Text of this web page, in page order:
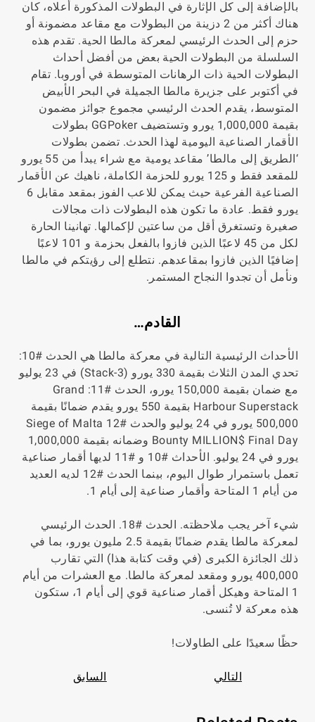
بالإضافة إلى كل الإثارة في البطولات المذكورة أعلاه، كان
هناك أكثر من 2 دزينة من البطولات مع مقاعد مضمونة أو
حزم إلى الحدث الرئيسي لمعركة مالطا الحية. تقدم هذه
السلسلة من البطولات الحية بعض من أفضل أحداث
البطولات الحية ذات الرهانات المتوسطة في أوروبا. تقام
في أكتوبر على جزيرة مالطا الجميلة في البحر الأبيض
المتوسط، يقدم الحدث الرئيسي مجموع جوائز مضمون
بقيمة 1,000,000 يورو وتستضيف GGPoker بطولات
الأقمار الصناعية اليومية لهذا الحدث. تضمن بطولات
‘الطريق إلى مالطا’ مقاعد يومية مع شراء يبدأ من 55 يورو
للمقعد فقط و 125 يورو للحزمة الكاملة، ناهيك عن الأقمار
الصناعية الفرعية حيث يمكن للاعب الفوز بمقعد مقابل 6
يورو فقط. عادة ما تكون هذه البطولات ذات مجالات
صغيرة وتستغرق أقل من ساعتين لإكمالها. تهانينا الحارة
لكل من 45 لاعبًا الذين فازوا بالفعل بحزمة و 101 لاعبًا
إضافيًا الذين فازوا بمقاعدهم. نتطلع إلى رؤيتكم في مالطا
ونأمل أن تجدوا النجاح المستمر.
القادم…
الأحداث الرئيسية التالية في معركة مالطا هي الحدث #10:
تحدي المدن الثلاث بقيمة 330 يورو (3-Stack) في 23 يوليو
مع ضمان بقيمة 150,000 يورو، الحدث #11: Grand
Harbour Superstack بقيمة 550 يورو يقدم ضمانًا بقيمة
500,000 يورو في 24 يوليو والحدث #12 Siege of Malta
Bounty MILLION$ Final Day وضمانه بقيمة 1,000,000
يورو في 24 يوليو. الأحداث #10 و #11 لديها أقمار صناعية
تعمل باستمرار طوال اليوم، بينما الحدث #12 لديه العديد
من أيام 1 المتاحة وأقمار صناعية إلى أيام 1.
شيء آخر يجب ملاحظته. الحدث #18. الحدث الرئيسي
لمعركة مالطا يقدم ضمانًا بقيمة 2.5 مليون يورو، بما في
ذلك الجائزة الكبرى (في وقت كتابة هذا) التي تقارب
400,000 يورو ومقعد لمعركة مالطا. مع العشرات من أيام
1 المتاحة وهيكل أقمار صناعية قوي إلى أيام 1، ستكون
هذه معركة لا تُنسى.
حظًا سعيدًا على الطاولات!
التالي السابق